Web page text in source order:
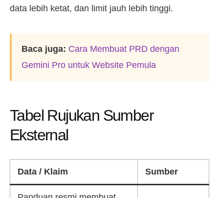
data lebih ketat, dan limit jauh lebih tinggi.
Baca juga: Cara Membuat PRD dengan
Gemini Pro untuk Website Pemula
Tabel Rujukan Sumber
Eksternal
Data / Klaim Sumber